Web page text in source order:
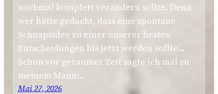
nochmal komplett verändern sollte. Denn
wer hätte gedacht, dass eine spontane
Schnapsidee zu einer unserer besten
Entscheidungen bis jetzt werden sollte…
Schon vor geraumer Zeit sagte ich mal zu
meinem Mann:…
Mai 27, 2026